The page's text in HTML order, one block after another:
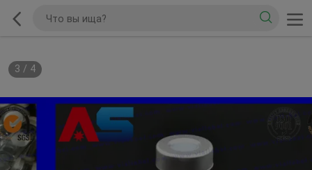
3 / 4